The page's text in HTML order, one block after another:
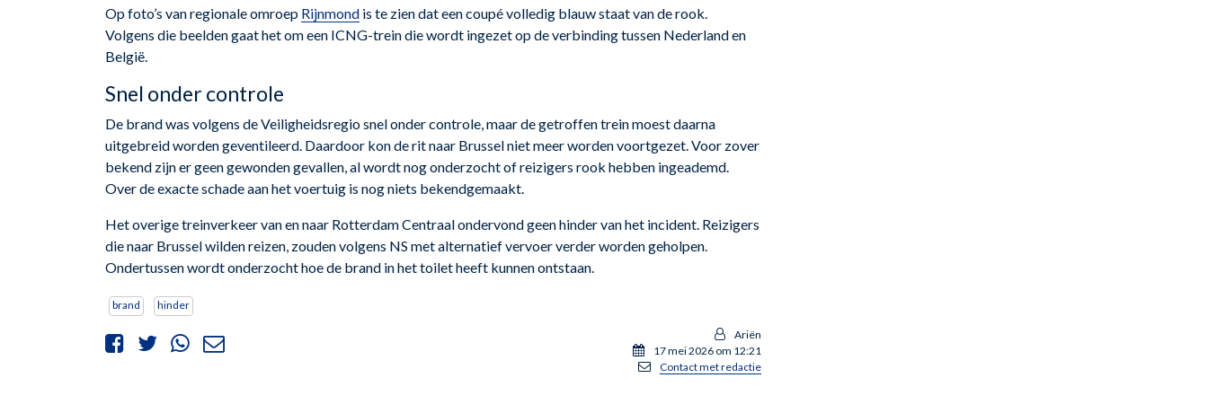
Op foto’s van regionale omroep Rijnmond is te zien dat een coupé volledig blauw staat van de rook.
Volgens die beelden gaat het om een ICNG-trein die wordt ingezet op de verbinding tussen Nederland en
België.
Snel onder controle
De brand was volgens de Veiligheidsregio snel onder controle, maar de getroffen trein moest daarna
uitgebreid worden geventileerd. Daardoor kon de rit naar Brussel niet meer worden voortgezet. Voor zover
bekend zijn er geen gewonden gevallen, al wordt nog onderzocht of reizigers rook hebben ingeademd.
Over de exacte schade aan het voertuig is nog niets bekendgemaakt.
Het overige treinverkeer van en naar Rotterdam Centraal ondervond geen hinder van het incident. Reizigers
die naar Brussel wilden reizen, zouden volgens NS met alternatief vervoer verder worden geholpen.
Ondertussen wordt onderzocht hoe de brand in het toilet heeft kunnen ontstaan.
brand hinder
Ariën
17 mei 2026 om 12:21
Contact met redactie